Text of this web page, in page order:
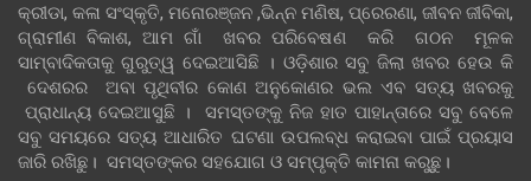
କ୍ରୀଡା, କଳା ସଂସ୍କୃତି, ମନୋରଞ୍ଜନ ,ଭିନ୍ନ ମଣିଷ, ପ୍ରେରଣା, ଜୀବନ ଜୀବିକା,
ଗ୍ରାମୀଣ ବିକାଶ, ଆମ ଗାଁ ଖବର ପରିବେଷଣ କରି ଗଠନ ମୂଳକ
ସାମ୍ବାଦିକତାକୁ ଗୁରୁତ୍ୱ ଦେଇଆସିଛି । ଓଡ଼ିଶାର ସବୁ ଜିଲା ଖବର ହେଉ କି
ଦେଶରର ଅବା ପୃଥିବୀର କୋଣ ଅନୁକୋଣର ଭଲ ଏବ ସତ୍ୟ ଖବରକୁ
ପ୍ରାଧାନ୍ୟ ଦେଇଆସୁଛି । ସମସ୍ତଙ୍କୁ ନିଜ ହାତ ପାହାନ୍ତାରେ ସବୁ ବେଳେ
ସବୁ ସମୟରେ ସତ୍ୟ ଆଧାରିତ ଘଟଣା ଉପଲବ୍ଧ କରାଇବା ପାଇଁ ପ୍ରୟାସ
ଜାରି ରଖିଛୁ। ସମସ୍ତଙ୍କର ସହଯୋଗ ଓ ସମ୍ପୃକ୍ତି କାମନା କରୁଛୁ।